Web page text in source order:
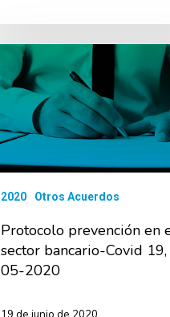
2020 Otros Acuerdos
Protocolo prevención en
sector bancario-Covid
05-2020
19 de junio de 2020